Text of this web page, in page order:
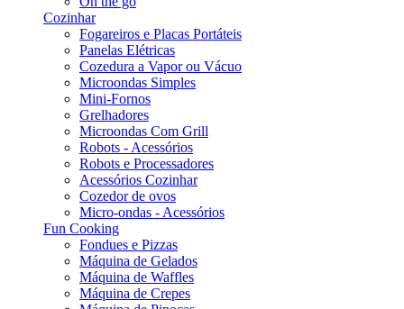
Cozinhar
Fogareiros e Placas Portáteis
Panelas Elétricas
Cozedura a Vapor ou Vácuo
Microondas Simples
Mini-Fornos
Grelhadores
Microondas Com Grill
Robots - Acessórios
Robots e Processadores
Acessórios Cozinhar
Cozedor de ovos
Micro-ondas - Acessórios
Fun Cooking
Fondues e Pizzas
Máquina de Gelados
Máquina de Waffles
Máquina de Crepes